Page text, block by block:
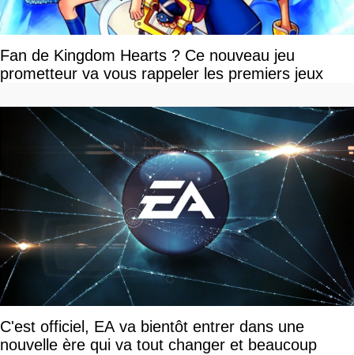
Fan de Kingdom Hearts ? Ce nouveau jeu
prometteur va vous rappeler les premiers jeux
C'est officiel, EA va bientôt entrer dans une
nouvelle ère qui va tout changer et beaucoup